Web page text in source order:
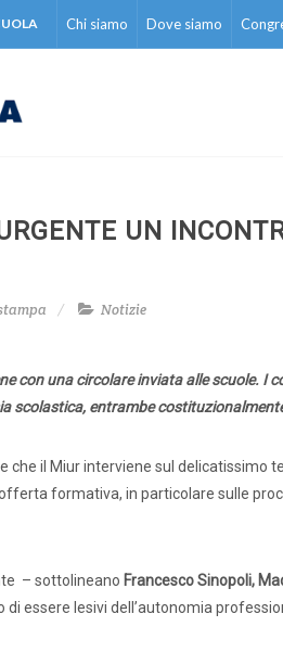
Chi siamo Dove siamo
UN
Notizie
con una circolare inviata alle scuole. I
scolastica, entrambe
che il Miur interviene sul
formativa, in particolare sulle
– sottolineano Francesco Sinopoli,
essere lesivi dell’autonomia